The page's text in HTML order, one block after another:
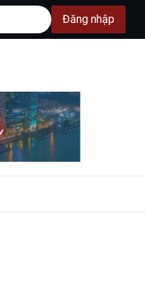
Đăng nhập